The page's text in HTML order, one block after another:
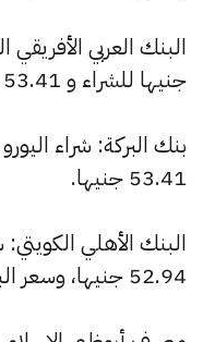
جنيها للشراء و 53.41 جنيها للبيع.
53.41 جنيها.
البنك الأهلي
52.94 جنيها، وسعر البيع هو 53.46 جنيها.